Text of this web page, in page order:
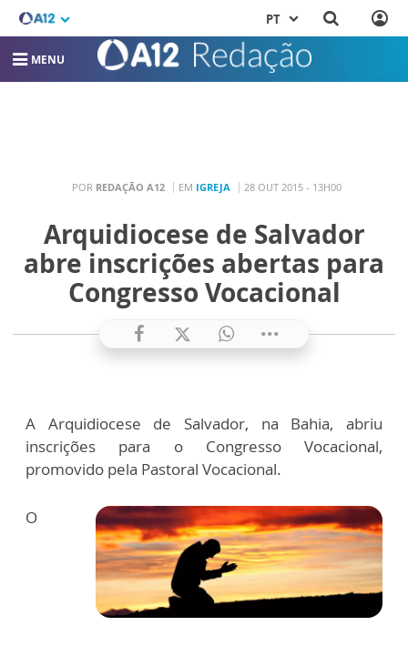
PT
MENU
POR REDAÇÃO A12 EM IGREJA 28 OUT 2015 - 13H00
Arquidiocese de Salvador
abre inscrições abertas para
Congresso Vocacional
A Arquidiocese de Salvador, na Bahia, abriu
inscrições para o Congresso Vocacional,
promovido pela Pastoral Vocacional.
O